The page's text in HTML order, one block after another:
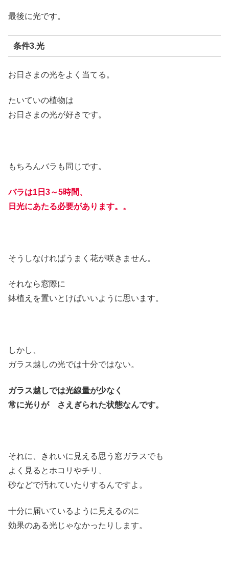
最後に光です。
条件3.光
お日さまの光をよく当てる。
たいていの植物は
お日さまの光が好きです。
もちろんバラも同じです。
バラは1日3～5時間、
日光にあたる必要があります。。
そうしなければうまく花が咲きません。
それなら窓際に
鉢植えを置いとけばいいように思います。
しかし、
ガラス越しの光では十分ではない。
ガラス越しでは光線量が少なく
常に光りが さえぎられた状態なんです。
それに、きれいに見える思う窓ガラスでも
よく見るとホコリやチリ、
砂などで汚れていたりするんですよ。
十分に届いているように見えるのに
効果のある光じゃなかったりします。